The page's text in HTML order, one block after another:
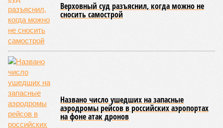
Верховный суд разъяснил, когда можно не
сносить самострой
Названо число ушедших на запасные
аэродромы рейсов в российских аэропортах
на фоне атак дронов